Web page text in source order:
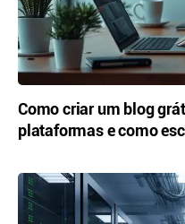
Como criar um blog
plataformas e como